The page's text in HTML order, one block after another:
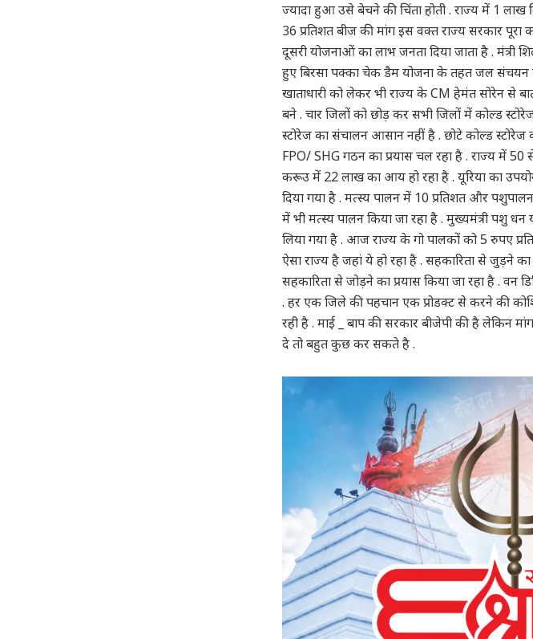
ज्यादा हुआ उसे बेचने की चिंता होती . राज्य में 1 लाख
36 प्रतिशत बीज की मांग इस वक्त राज्य सरकार
दूसरी योजनाओं का लाभ जनता दिया जाता है . मंत्री
हुए बिरसा पक्का चेक डैम योजना के तहत जल
खाताधारी को लेकर भी राज्य के CM हेमंत सोरेन से
बने . चार जिलों को छोड़ कर सभी जिलों में कोल्ड
स्टोरेज का संचालन आसान नहीं है . छोटे कोल्ड स्टोरेज
FPO/ SHG गठन का प्रयास चल रहा है . राज्य में 50
करूउ में 22 लाख का आय हो रहा है . यूरिया का
दिया गया है . मत्स्य पालन में 10 प्रतिशत और
में भी मत्स्य पालन किया जा रहा है . मुख्यमंत्री पशु
लिया गया है . आज राज्य के गो पालकों को 5 रुपए प्रति
ऐसा राज्य है जहां ये हो रहा है . सहकारिता से जुड़ने
सहकारिता से जोड़ने का प्रयास किया जा रहा है . वन
. हर एक जिले की पहचान एक प्रोडक्ट से करने की
रही है . माई _ बाप की सरकार बीजेपी की है लेकिन
दे तो बहुत कुछ कर सकते है .